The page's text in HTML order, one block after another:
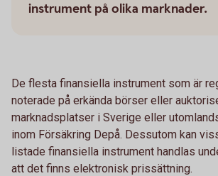
instrument på olika marknader.
De flesta finansiella instrument som är
noterade på erkända börser eller
marknadsplatser i Sverige eller
inom Försäkring Depå. Dessutom kan
listade finansiella instrument handlas
att det finns elektronisk prissättning.